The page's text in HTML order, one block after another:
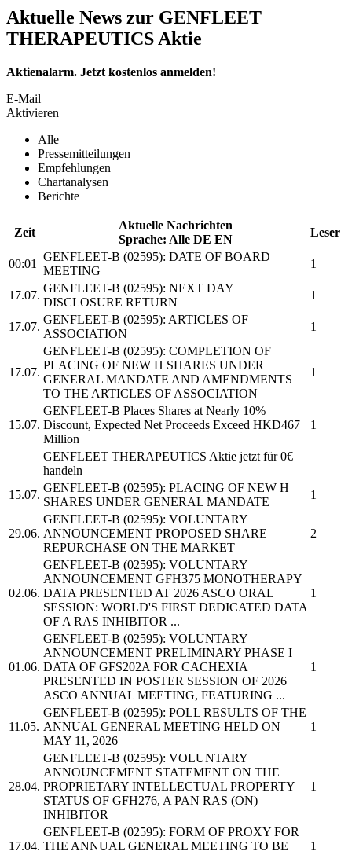
Aktuelle News zur GENFLEET
THERAPEUTICS Aktie
Aktienalarm. Jetzt kostenlos anmelden!
E-Mail
Aktivieren
Alle
Pressemitteilungen
Empfehlungen
Chartanalysen
Berichte
Zeit
Aktuelle Nachrichten
Sprache: Alle DE EN
Leser
00:01
GENFLEET-B (02595): DATE OF BOARD
MEETING
1
17.07.
GENFLEET-B (02595): NEXT DAY
DISCLOSURE RETURN
1
17.07.
GENFLEET-B (02595): ARTICLES OF
ASSOCIATION
1
17.07.
GENFLEET-B (02595): COMPLETION OF
PLACING OF NEW H SHARES UNDER
GENERAL MANDATE AND AMENDMENTS
TO THE ARTICLES OF ASSOCIATION
1
15.07.
GENFLEET-B Places Shares at Nearly 10%
Discount, Expected Net Proceeds Exceed HKD467
Million
1
GENFLEET THERAPEUTICS Aktie jetzt für 0€
handeln
15.07.
GENFLEET-B (02595): PLACING OF NEW H
SHARES UNDER GENERAL MANDATE
1
29.06.
GENFLEET-B (02595): VOLUNTARY
ANNOUNCEMENT PROPOSED SHARE
REPURCHASE ON THE MARKET
2
02.06.
GENFLEET-B (02595): VOLUNTARY
ANNOUNCEMENT GFH375 MONOTHERAPY
DATA PRESENTED AT 2026 ASCO ORAL
SESSION: WORLD'S FIRST DEDICATED DATA
OF A RAS INHIBITOR ...
1
01.06.
GENFLEET-B (02595): VOLUNTARY
ANNOUNCEMENT PRELIMINARY PHASE I
DATA OF GFS202A FOR CACHEXIA
PRESENTED IN POSTER SESSION OF 2026
ASCO ANNUAL MEETING, FEATURING ...
1
11.05.
GENFLEET-B (02595): POLL RESULTS OF THE
ANNUAL GENERAL MEETING HELD ON
MAY 11, 2026
1
28.04.
GENFLEET-B (02595): VOLUNTARY
ANNOUNCEMENT STATEMENT ON THE
PROPRIETARY INTELLECTUAL PROPERTY
STATUS OF GFH276, A PAN RAS (ON)
INHIBITOR
1
17.04.
GENFLEET-B (02595): FORM OF PROXY FOR
THE ANNUAL GENERAL MEETING TO BE
1